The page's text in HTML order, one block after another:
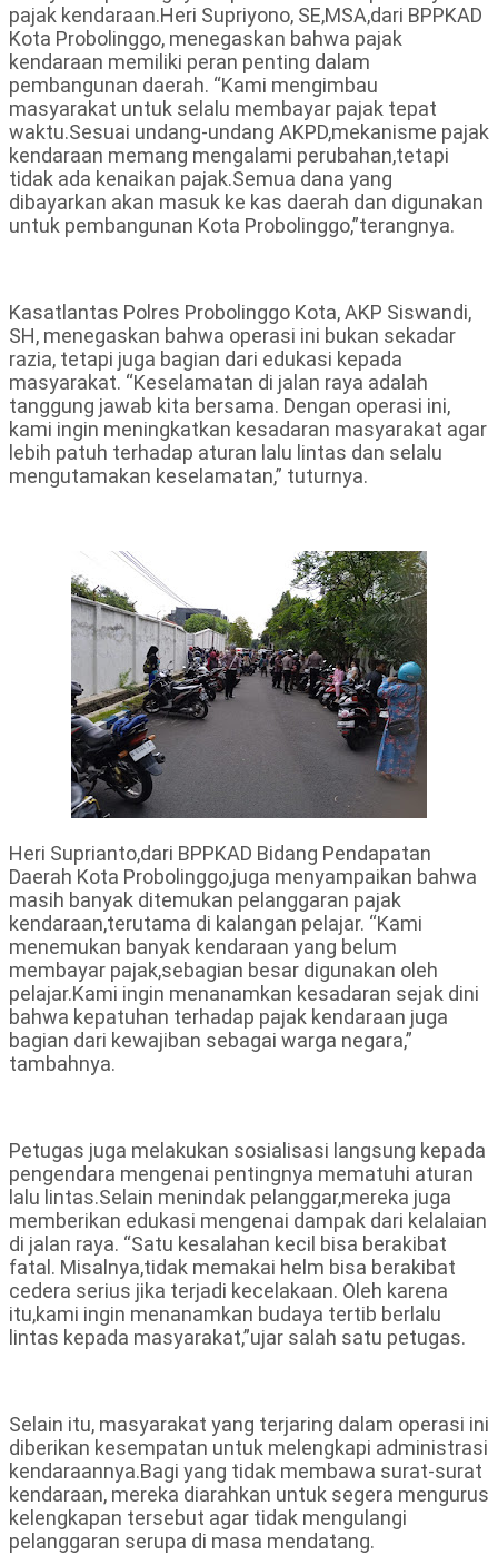
pajak kendaraan.Heri Supriyono, SE,MSA,dari BPPKAD
Kota Probolinggo, menegaskan bahwa pajak
kendaraan memiliki peran penting dalam
pembangunan daerah. “Kami mengimbau
masyarakat untuk selalu membayar pajak tepat
waktu.Sesuai undang-undang AKPD,mekanisme pajak
kendaraan memang mengalami perubahan,tetapi
tidak ada kenaikan pajak.Semua dana yang
dibayarkan akan masuk ke kas daerah dan digunakan
untuk pembangunan Kota Probolinggo,”terangnya.
Kasatlantas Polres Probolinggo Kota, AKP Siswandi,
SH, menegaskan bahwa operasi ini bukan sekadar
razia, tetapi juga bagian dari edukasi kepada
masyarakat. “Keselamatan di jalan raya adalah
tanggung jawab kita bersama. Dengan operasi ini,
kami ingin meningkatkan kesadaran masyarakat agar
lebih patuh terhadap aturan lalu lintas dan selalu
mengutamakan keselamatan,” tuturnya.
Heri Suprianto,dari BPPKAD Bidang Pendapatan
Daerah Kota Probolinggo,juga menyampaikan bahwa
masih banyak ditemukan pelanggaran pajak
kendaraan,terutama di kalangan pelajar. “Kami
menemukan banyak kendaraan yang belum
membayar pajak,sebagian besar digunakan oleh
pelajar.Kami ingin menanamkan kesadaran sejak dini
bahwa kepatuhan terhadap pajak kendaraan juga
bagian dari kewajiban sebagai warga negara,”
tambahnya.
Petugas juga melakukan sosialisasi langsung kepada
pengendara mengenai pentingnya mematuhi aturan
lalu lintas.Selain menindak pelanggar,mereka juga
memberikan edukasi mengenai dampak dari kelalaian
di jalan raya. “Satu kesalahan kecil bisa berakibat
fatal. Misalnya,tidak memakai helm bisa berakibat
cedera serius jika terjadi kecelakaan. Oleh karena
itu,kami ingin menanamkan budaya tertib berlalu
lintas kepada masyarakat,”ujar salah satu petugas.
Selain itu, masyarakat yang terjaring dalam operasi ini
diberikan kesempatan untuk melengkapi administrasi
kendaraannya.Bagi yang tidak membawa surat-surat
kendaraan, mereka diarahkan untuk segera mengurus
kelengkapan tersebut agar tidak mengulangi
pelanggaran serupa di masa mendatang.